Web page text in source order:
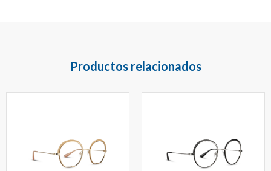
Productos relacionados